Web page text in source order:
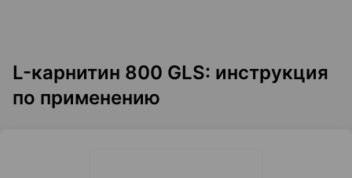
L-карнитин 800 GLS: инструкция
по применению